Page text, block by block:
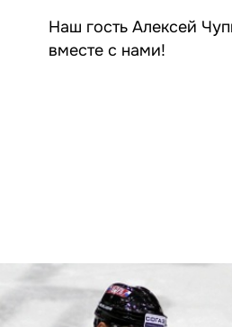
Наш гость Алексей
вместе с нами!